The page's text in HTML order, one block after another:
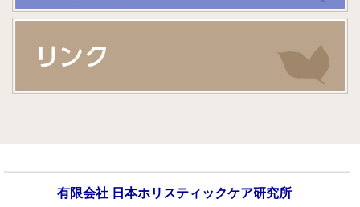
有限会社 日本ホリスティックケア研究所